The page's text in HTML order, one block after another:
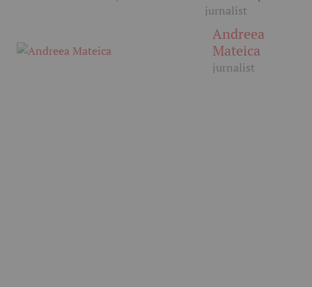
jurnalist
Andreea
Mateica
jurnalist